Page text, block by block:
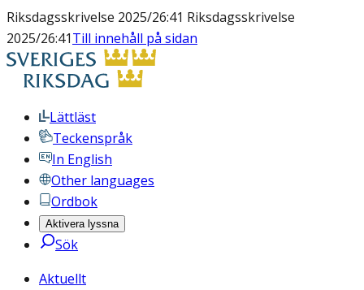
Riksdagsskrivelse 2025/26:41 Riksdagsskrivelse
2025/26:41Till innehåll på sidan
Lättläst
Teckenspråk
In English
Other languages
Ordbok
Aktivera lyssna
Sök
Aktuellt